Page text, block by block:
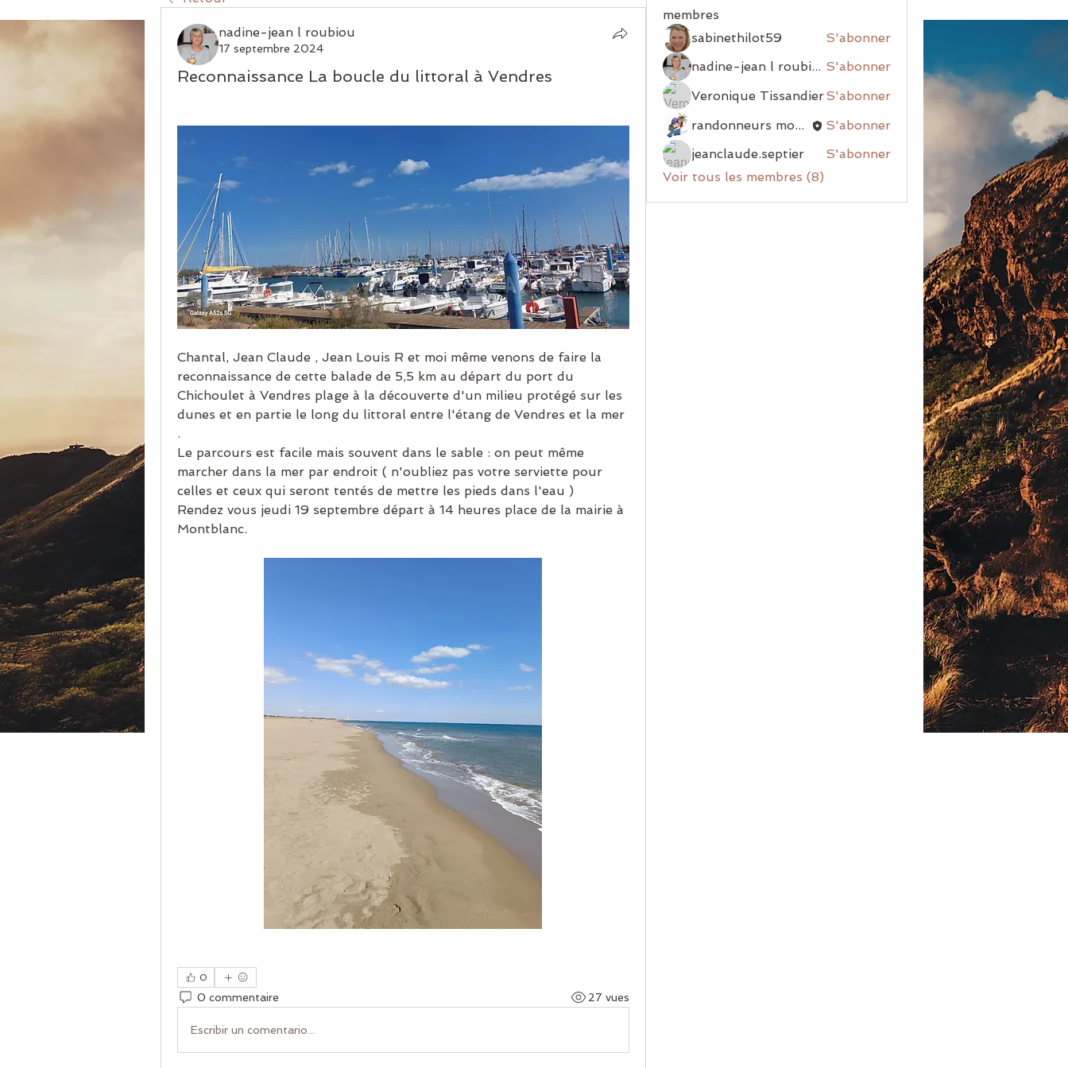
nadine-jean l roubiou
17 septembre 2024
Reconnaissance La boucle du littoral à Vendres
Chantal, Jean Claude , Jean Louis R et moi même venons de faire la
reconnaissance de cette balade de 5,5 km au départ du port du
Chichoulet à Vendres plage à la découverte d'un milieu protégé sur les
dunes et en partie le long du littoral entre l'étang de Vendres et la mer
.
Le parcours est facile mais souvent dans le sable : on peut même
marcher dans la mer par endroit ( n'oubliez pas votre serviette pour
celles et ceux qui seront tentés de mettre les pieds dans l'eau )
Rendez vous jeudi 19 septembre départ à 14 heures place de la mairie à
Montblanc.
0
0 commentaire 27 vues
Escribir un comentario...
membres
sabinethilot59
S'abonner
nadine-jean l roubiou S'abonner
Veronique TissandierS'abonner
randonneurs montblanais
S'abonner
jeanclaude.septier
S'abonner
Voir tous les membres (8)